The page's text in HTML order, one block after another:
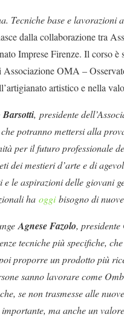
Tecniche base e lavorazioni
dalla collaborazione tra
Imprese Firenze. Il corso è
OMA –
artistico e nella
, presidente
potranno mettersi alla
per il futuro professionale
dei mestieri d’arte e di
e le aspirazioni delle giovani
ha oggibisogno di
Agnese Fazolo,
tecniche più specifiche,
proporre un prodotto più
sanno lavorare come
se non trasmesse alle
ma anche un